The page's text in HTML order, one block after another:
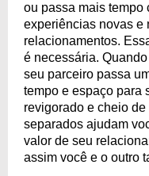
ou passa mais tempo
experiências novas e
relacionamentos.
é necessária.
seu parceiro passa
tempo e espaço para
revigorado e cheio
separados ajudam
valor de seu
assim você e o outro